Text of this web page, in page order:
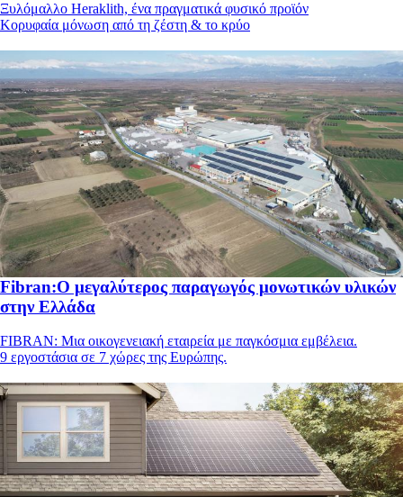
Ξυλόμαλλο Heraklith, ένα πραγματικά φυσικό προϊόν
Κορυφαία μόνωση από τη ζέστη & το κρύο
Fibran:Ο μεγαλύτερος παραγωγός μονωτικών υλικών
στην Ελλάδα
FIBRAN: Μια οικογενειακή εταιρεία με παγκόσμια εμβέλεια.
9 εργοστάσια σε 7 χώρες της Ευρώπης.